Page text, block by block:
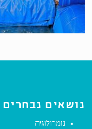
נושאים נבחרים
נומרולוגיה